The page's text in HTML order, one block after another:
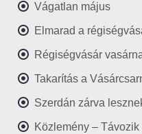
Vágatlan május
Elmarad a
Régiségvásár
Takarítás a
Szerdán zárva
Közlemény –